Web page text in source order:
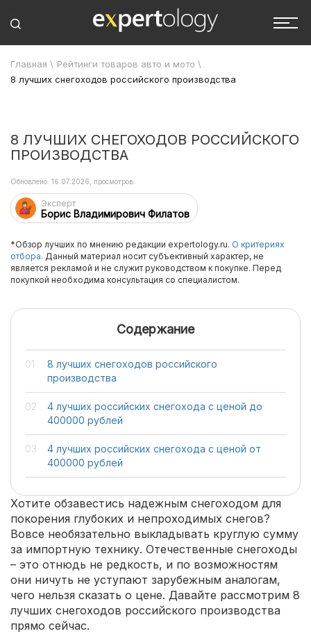
Главная \ Рейтинги товаров авто и мото \
8 лучших снегоходов российского производства
8 ЛУЧШИХ СНЕГОХОДОВ РОССИЙСКОГО
ПРОИЗВОДСТВА
Эксперт
Борис Владимирович Филатов
Обновлено: 16.07.2026, просмотров:
*Обзор лучших по мнению редакции expertology.ru. О критериях
отбора. Данный материал носит субъективный характер, не
является рекламой и не служит руководством к покупке. Перед
покупкой необходима консультация со специалистом.
Содержание
8 лучших снегоходов российского
производства
4 лучших российских снегохода с ценой до
400000 рублей
4 лучших российских снегохода с ценой от
400000 рублей
Хотите обзавестись надежным снегоходом для
покорения глубоких и непроходимых снегов?
Вовсе необязательно выкладывать круглую сумму
за импортную технику. Отечественные снегоходы
– это отнюдь не редкость, и по возможностям
они ничуть не уступают зарубежным аналогам,
чего нельзя сказать о цене. Давайте рассмотрим 8
лучших снегоходов российского производства
прямо сейчас.